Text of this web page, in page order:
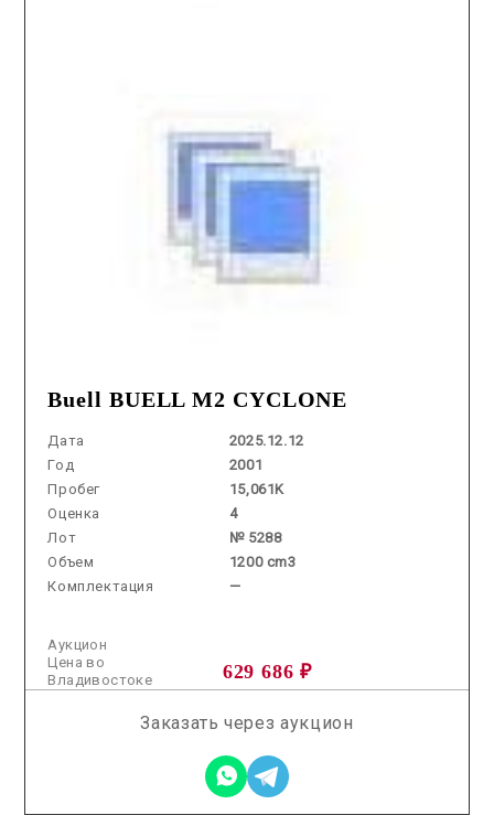
Buell BUELL M2 CYCLONE
Дата
2025.12.12
Год
2001
Пробег
15,061K
Оценка
4
Лот
№ 5288
Объем
1200 cm3
Комплектация
—
Аукцион
629 686 ₽
Цена во
Владивостоке
Заказать через аукцион